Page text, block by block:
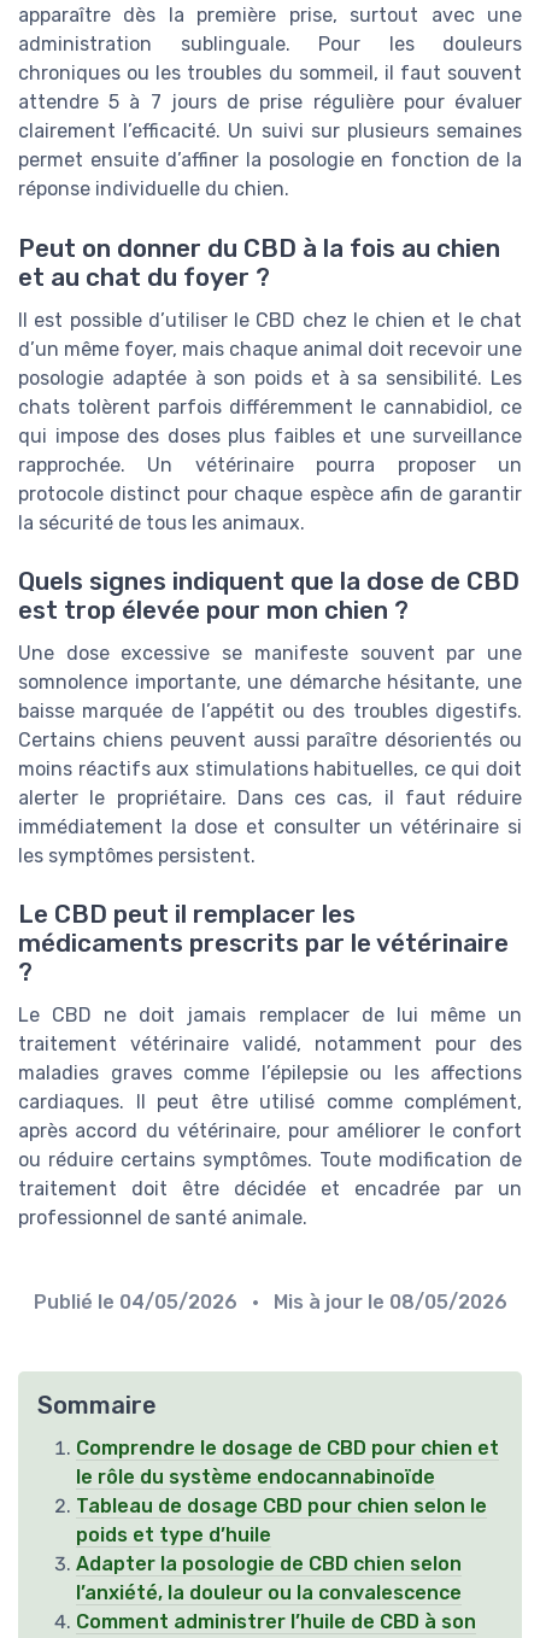
apparaître dès la première prise, surtout avec une
administration sublinguale. Pour les douleurs
chroniques ou les troubles du sommeil, il faut souvent
attendre 5 à 7 jours de prise régulière pour évaluer
clairement l’efficacité. Un suivi sur plusieurs semaines
permet ensuite d’affiner la posologie en fonction de la
réponse individuelle du chien.
Peut on donner du CBD à la fois au chien
et au chat du foyer ?
Il est possible d’utiliser le CBD chez le chien et le chat
d’un même foyer, mais chaque animal doit recevoir une
posologie adaptée à son poids et à sa sensibilité. Les
chats tolèrent parfois différemment le cannabidiol, ce
qui impose des doses plus faibles et une surveillance
rapprochée. Un vétérinaire pourra proposer un
protocole distinct pour chaque espèce afin de garantir
la sécurité de tous les animaux.
Quels signes indiquent que la dose de CBD
est trop élevée pour mon chien ?
Une dose excessive se manifeste souvent par une
somnolence importante, une démarche hésitante, une
baisse marquée de l’appétit ou des troubles digestifs.
Certains chiens peuvent aussi paraître désorientés ou
moins réactifs aux stimulations habituelles, ce qui doit
alerter le propriétaire. Dans ces cas, il faut réduire
immédiatement la dose et consulter un vétérinaire si
les symptômes persistent.
Le CBD peut il remplacer les
médicaments prescrits par le vétérinaire
?
Le CBD ne doit jamais remplacer de lui même un
traitement vétérinaire validé, notamment pour des
maladies graves comme l’épilepsie ou les affections
cardiaques. Il peut être utilisé comme complément,
après accord du vétérinaire, pour améliorer le confort
ou réduire certains symptômes. Toute modification de
traitement doit être décidée et encadrée par un
professionnel de santé animale.
Publié le 04/05/2026 • Mis à jour le 08/05/2026
Sommaire
Comprendre le dosage de CBD pour chien et
le rôle du système endocannabinoïde
Tableau de dosage CBD pour chien selon le
poids et type d’huile
Adapter la posologie de CBD chien selon
l’anxiété, la douleur ou la convalescence
Comment administrer l’huile de CBD à son